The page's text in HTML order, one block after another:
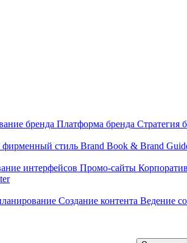
бренда Платформа бренда Стратегия
стиль Brand Book & Brand
интерфейсов Промо-сайты
Создание контента Ведение